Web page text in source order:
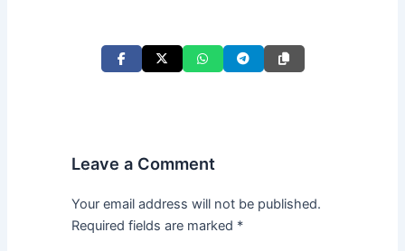
Leave a Comment
Your email address will not be published.
Required fields are marked *